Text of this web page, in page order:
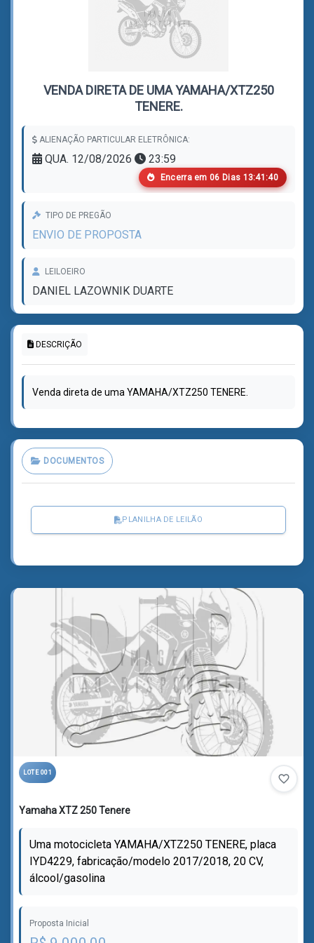
VENDA DIRETA DE UMA YAMAHA/XTZ250
TENERE.
ALIENAÇÃO PARTICULAR ELETRÔNICA:
QUA. 12/08/2026 23:59
Encerra em06 Dias 1 3:41 :40
TIPO DE PREGÃO
ENVIO DE PROPOSTA
LEILOEIRO
DANIEL LAZOWNIK DUARTE
DESCRIÇÃO
Venda direta de uma YAMAHA/XTZ250 TENERE.
DOCUMENTOS
PLANILHA DE LEILÃO
LOTE 001 favorite_border
Yamaha XTZ 250 Tenere
Uma motocicleta YAMAHA/XTZ250 TENERE, placa
IYD4229, fabricação/modelo 2017/2018, 20 CV,
álcool/gasolina
Proposta Inicial